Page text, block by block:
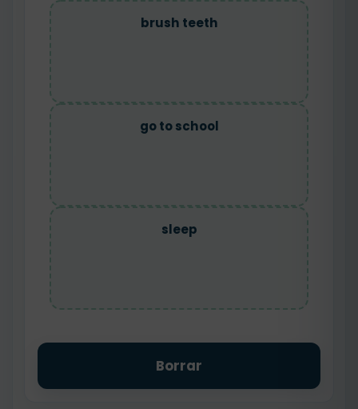
brush teeth
go to school
sleep
Borrar